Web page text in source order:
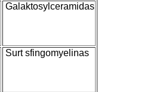
Galaktosylceramidas
Surt sfingomyelinas